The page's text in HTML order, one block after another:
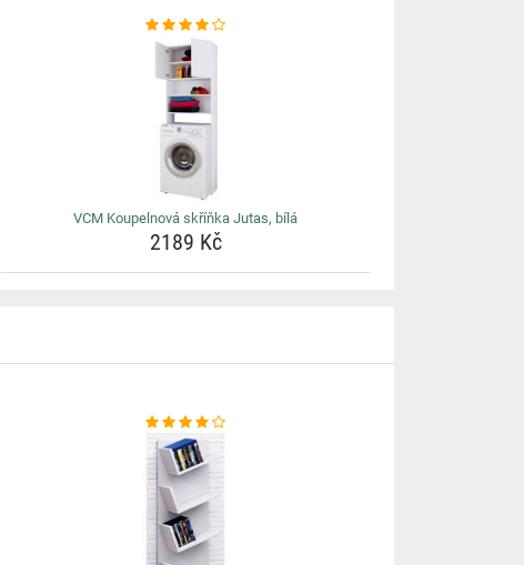
VCM Koupelnová skříňka Jutas, bílá
2189 Kč